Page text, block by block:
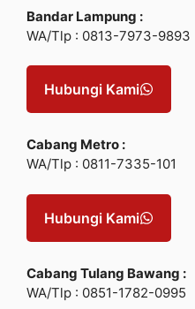
Bandar Lampung :
WA/Tlp : 0813-7973-9893
Hubungi Kami
Cabang Metro :
WA/Tlp : 0811-7335-101
Hubungi Kami
Cabang Tulang Bawang :
WA/Tlp : 0851-1782-0995